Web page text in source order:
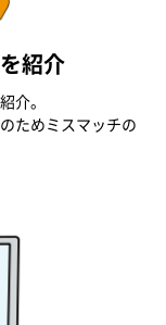
紹介
介。
ためミスマッチの